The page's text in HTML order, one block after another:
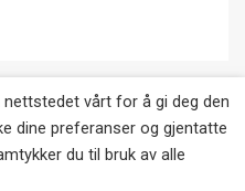
utgis av Roy’s
av tekst, bilder og
avtale med utgiver.
vårt for å gi deg den
dine preferanser og gjentatte
du til bruk av alle